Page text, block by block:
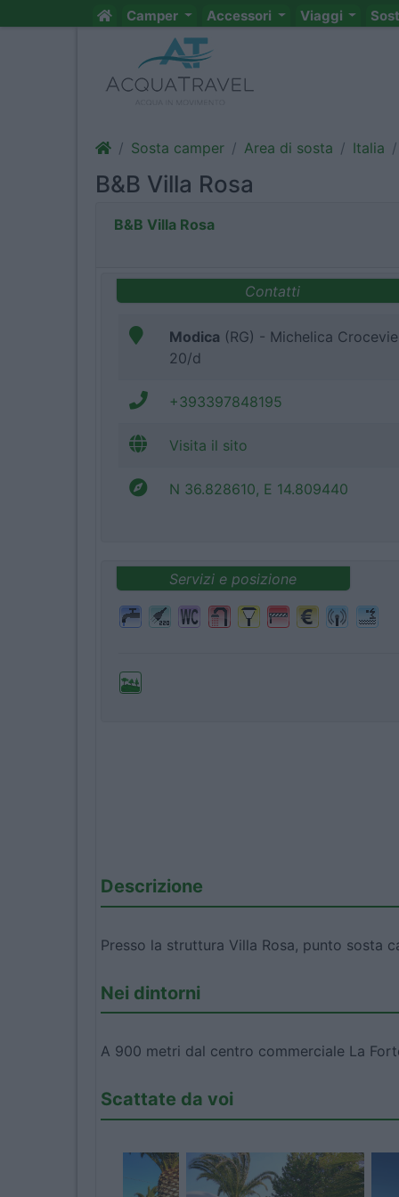
Camper Accessori Viaggi
Sosta camper Area di sosta Italia
B&B Villa Rosa
B&B Villa Rosa
Contatti
Modica (RG) - Michelica Crocevie
20/d
+393397848195
Visita il sito
N 36.828610, E 14.809440
Servizi e posizione
Descrizione
Presso la struttura Villa Rosa, punto sosta
Nei dintorni
A 900 metri dal centro commerciale La
Scattate da voi